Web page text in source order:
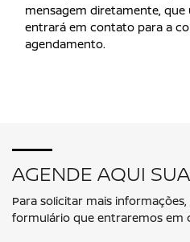
mensagem diretamente,
entrará em contato para a
agendamento.
AGENDE AQUI
Para solicitar mais
formulário que entraremos em